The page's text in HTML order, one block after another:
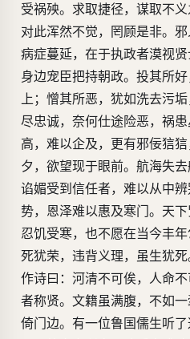
受祸殃。求取捷径，谋取不
对此浑然不觉，罔顾是非。
病症蔓延，在于执政者漠视贤
身边宠臣把持朝政。投其所
上；憎其所恶，犹如洗去污
尽忠诚，奈何仕途险恶，祸
高，难以企及，更有邪佞狺
夕，欲望现于眼前。航海失
谄媚受到信任者，难以从中
势，恩泽难以惠及寒门。天
忍饥受寒，也不愿在当今丰
死犹荣，违背义理，虽生犹
作诗曰：河清不可俟，人命
者称贤。文籍虽满腹，不如
倚门边。有一位鲁国儒生听